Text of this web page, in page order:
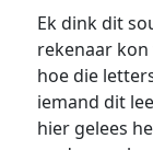
Ek dink dit
rekenaar
hoe die
iemand dit
hier gelees